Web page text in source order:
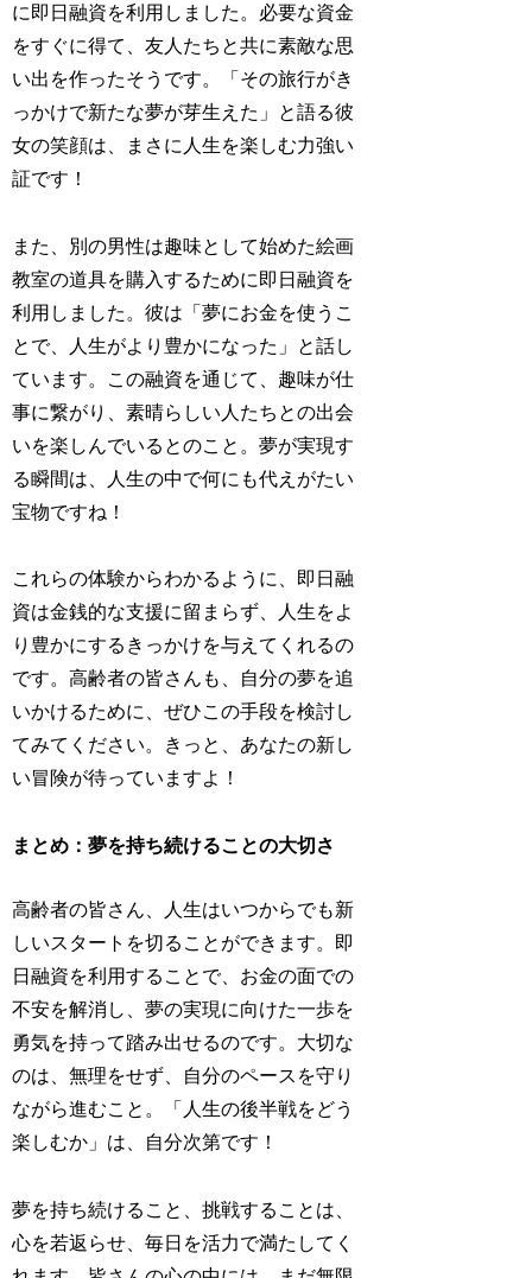
に即日融資を利用しました。必要な資金
をすぐに得て、友人たちと共に素敵な思
い出を作ったそうです。「その旅行がき
っかけで新たな夢が芽生えた」と語る彼
女の笑顔は、まさに人生を楽しむ力強い
証です！
また、別の男性は趣味として始めた絵画
教室の道具を購入するために即日融資を
利用しました。彼は「夢にお金を使うこ
とで、人生がより豊かになった」と話し
ています。この融資を通じて、趣味が仕
事に繋がり、素晴らしい人たちとの出会
いを楽しんでいるとのこと。夢が実現す
る瞬間は、人生の中で何にも代えがたい
宝物ですね！
これらの体験からわかるように、即日融
資は金銭的な支援に留まらず、人生をよ
り豊かにするきっかけを与えてくれるの
です。高齢者の皆さんも、自分の夢を追
いかけるために、ぜひこの手段を検討し
てみてください。きっと、あなたの新し
い冒険が待っていますよ！
まとめ：夢を持ち続けることの大切さ
高齢者の皆さん、人生はいつからでも新
しいスタートを切ることができます。即
日融資を利用することで、お金の面での
不安を解消し、夢の実現に向けた一歩を
勇気を持って踏み出せるのです。大切な
のは、無理をせず、自分のペースを守り
ながら進むこと。「人生の後半戦をどう
楽しむか」は、自分次第です！
夢を持ち続けること、挑戦することは、
心を若返らせ、毎日を活力で満たしてく